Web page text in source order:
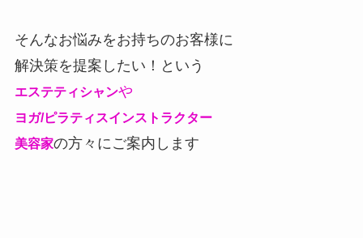
そんなお悩みをお持ちのお客様に
解決策を提案したい！という
エステティシャンや
ヨガ/ピラティスインストラクター
美容家の方々にご案内します